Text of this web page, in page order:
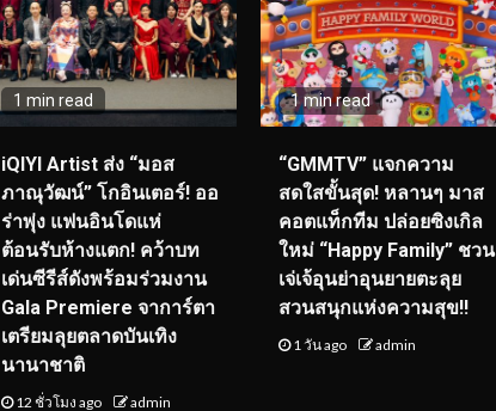
1 min read
iQIYI Artist ส่ง “มอส
ภาณุวัฒน์” โกอินเตอร์! ออ
ร่าพุ่ง แฟนอินโดแห่
ต้อนรับห้างแตก! คว้าบท
เด่นซีรีส์ดังพร้อมร่วมงาน
Gala Premiere จาการ์ตา
เตรียมลุยตลาดบันเทิง
นานาชาติ
12 ชั่วโมง ago admin
1 min read
“GMMTV” แจกความ
สดใสขั้นสุด! หลานๆ มาส
คอตแท็กทีม ปล่อยซิงเกิล
ใหม่ “Happy Family” ชวน
เจ่เจ้อุนย่าอุนยายตะลุย
สวนสนุกแห่งความสุข!!
1 วัน ago admin